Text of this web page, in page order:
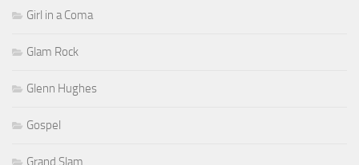
Girl in a Coma
Glam Rock
Glenn Hughes
Gospel
Grand Slam